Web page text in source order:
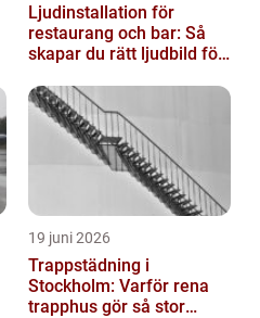
Ljudinstallation för
restaurang och bar: Så
skapar du rätt ljudbild för
19 juni 2026
Trappstädning i
Stockholm: Varför rena
trapphus gör så stor